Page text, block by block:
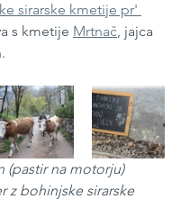
sirarske kmetije pr'
s kmetije Mrtnač, jajca
(pastir na motorju)
z bohinjske sirarske